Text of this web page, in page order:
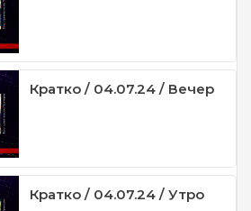
Кратко / 04.07.24 / Вечер
Кратко / 04.07.24 / Утро